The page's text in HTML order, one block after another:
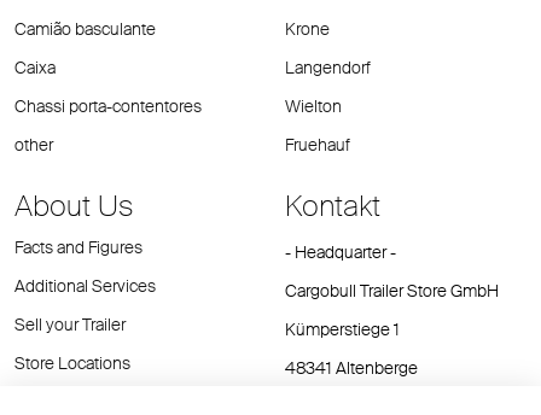
Camião basculante
Caixa
Chassi porta-contentores
other
Krone
Langendorf
Wielton
Fruehauf
About Us
Facts and Figures
Additional Services
Sell your Trailer
Store Locations
Kontakt
- Headquarter -
Cargobull Trailer Store GmbH
Kümperstiege 1
48341 Altenberge